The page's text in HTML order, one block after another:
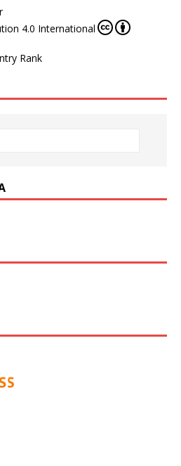
4.0 International